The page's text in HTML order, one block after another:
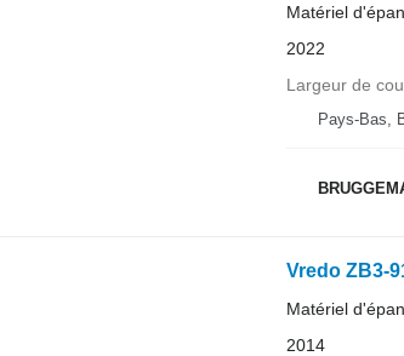
Matériel
2022
Largeur de
Pays-Bas,
Vredo ZB3-
Matériel
2014